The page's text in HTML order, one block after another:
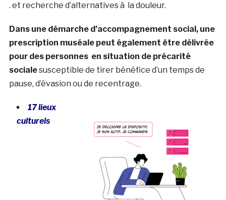
. et recherche d’alternatives à la douleur.
Dans une démarche d’accompagnement social, une
prescription muséale peut également être délivrée
pour des personnes en situation de précarité
socialesusceptible de tirer bénéfice d’un temps de
pause, d’évasion ou de recentrage.
17 lieux
culturels